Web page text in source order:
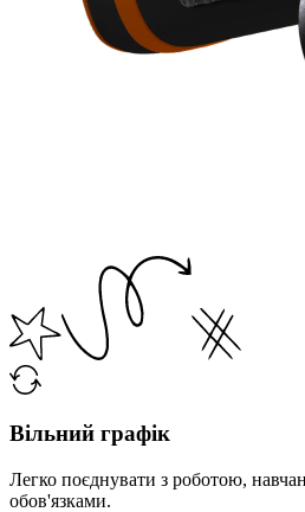
Вільний графік
Легко поєднувати з роботою,
обов'язками.